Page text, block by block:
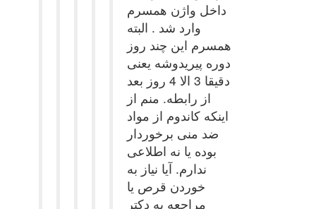
داخل واژن همسرم
وارد شد . البته
همسرم این چند روز
دوره پیریدوشه یعنی
دقیقا 3 الا 4 روز بعد
از رابطه. منم از
اینکه کاندوم از مواد
ضد منی برخوردار
بوده یا نه اطلاعی
ندارم. آیا نیاز به
خوردن قرص یا
مراجعه به دکتر